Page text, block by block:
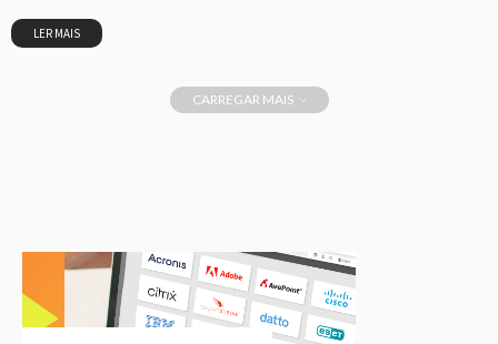
LER MAIS
CARREGAR MAIS